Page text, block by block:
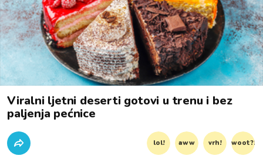
Viralni ljetni deserti gotovi u trenu i bez
paljenja pećnice
lol! aww vrh! woot?!